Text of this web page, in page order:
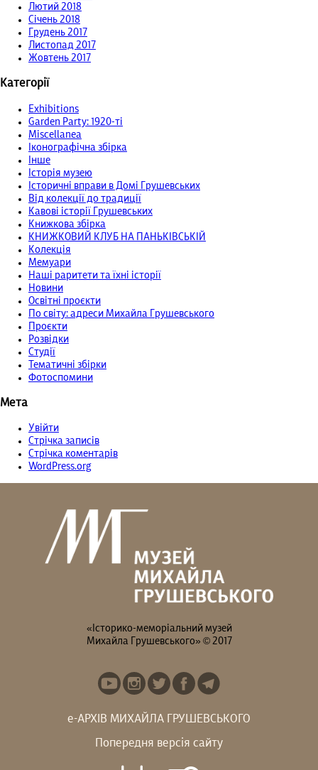
Лютий 2018
Січень 2018
Грудень 2017
Листопад 2017
Жовтень 2017
Категорії
Exhibitions
Garden Party: 1920-ті
Miscellanea
Іконографічна збірка
Інше
Історія музею
Історичні вправи в Домі Грушевських
Від колекції до традиції
Кавові історії Грушевських
Книжкова збірка
КНИЖКОВИЙ КЛУБ НА ПАНЬКІВСЬКІЙ
Колекція
Мемуари
Наші раритети та їхні історії
Новини
Освітні проєкти
По світу: адреси Михайла Грушевського
Проєкти
Розвідки
Студії
Тематичні збірки
Фотоспомини
Мета
Увійти
Стрічка записів
Стрічка коментарів
WordPress.org
«Історико-меморіальний музей
Михайла Грушевського» © 2017
е-АРХІВ МИХАЙЛА ГРУШЕВСЬКОГО
Попередня версія сайту